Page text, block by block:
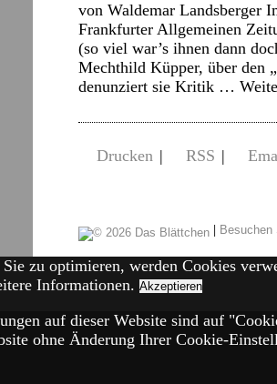
von Waldemar Landsberger
Frankfurter Allgemeinen
(so viel war’s ihnen dann
Mechthild Küpper, über den
denunziert sie Kritik …
Drucken | RSS |
|
zu optimieren, werden Cookies
Informationen. Akzeptieren
auf dieser Website sind auf
ohne Änderung Ihrer Cookie-